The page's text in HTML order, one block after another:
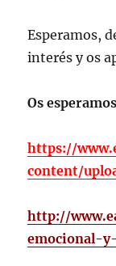
Esperamos,
interés y os
Os
https://
content/
http://
emocional-